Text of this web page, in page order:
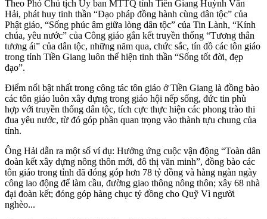
Theo Phó Chủ tịch Ủy ban MTTQ tỉnh Tiền Giang Huỳnh Văn
Hải, phát huy tinh thần “Đạo pháp đồng hành cùng dân tộc” của
Phật giáo, “Sống phúc âm giữa lòng dân tộc” của Tin Lành, “Kính
chúa, yêu nước” của Công giáo gắn kết truyền thống “Tương thân
tương ái” của dân tộc, những năm qua, chức sắc, tín đồ các tôn giáo
trong tỉnh Tiền Giang luôn thể hiện tinh thần “Sống tốt đời, đẹp
đạo”.
Điểm nổi bật nhất trong công tác tôn giáo ở Tiền Giang là đồng bào
các tôn giáo luôn xây dựng trong giáo hội nếp sống, đức tin phù
hợp với truyền thống dân tộc, tích cực thực hiện các phong trào thi
đua yêu nước, từ đó góp phần quan trọng vào thành tựu chung của
tỉnh.
Ông Hải dẫn ra một số ví dụ: Hưởng ứng cuộc vận động “Toàn dân
đoàn kết xây dựng nông thôn mới, đô thị văn minh”, đồng bào các
tôn giáo trong tỉnh đã đóng góp hơn 78 tỷ đồng và hàng ngàn ngày
công lao động để làm cầu, đường giao thông nông thôn; xây 68 nhà
đại đoàn kết; đóng góp hàng chục tỷ đồng cho Quỹ Vì người
nghèo...